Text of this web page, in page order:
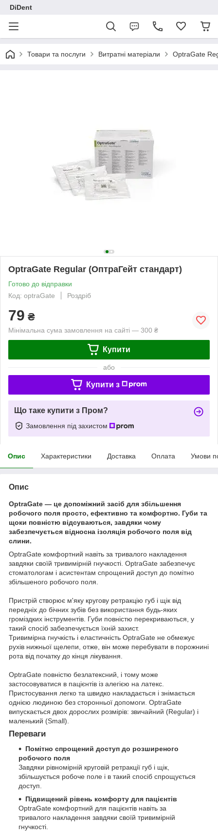
DiDent
Товари та послуги Витратні матеріали OptraGate
OptraGate Regular (ОптраГейт стандарт)
Готово до відправки
Код: optraGate
Роздріб
79 ₴
Мінімальна сума замовлення на сайті — 300 ₴
Купити
або
Купити з
Що таке купити з Пром?
Замовлення під захистом
Опис Характеристики Доставка Оплата Умови
Опис
OptraGate — це допоміжний засіб для збільшення
робочого поля просто, ефективно та комфортно. Губи та
щоки повністю відсуваються, завдяки чому
забезпечується відносна ізоляція робочого поля від
слини.
OptraGate комфортний навіть за тривалого накладення
завдяки своїй тривимірній гнучкості. OptraGate забезпечує
стоматологам і асистентам спрощений доступ до помітно
збільшеного робочого поля.
Пристрій створює м'яку кругову ретракцію губ і щік від
передніх до бічних зубів без використання будь-яких
громіздких інструментів. Губи повністю перекриваються, у
такий спосіб забезпечується їхній захист.
Тривимірна гнучкість і еластичність OptraGate не обмежує
рухів нижньої щелепи, отже, він може перебувати в порожнині
рота від початку до кінця лікування.
OptraGate повністю безлатексний, і тому може
застосовуватися в пацієнтів із алегією на латекс.
Пристосування легко та швидко накладається і знімається
однією людиною без сторонньої допомоги. OptraGate
випускається двох дорослих розмірів: звичайний (Regular) і
маленький (Small).
Переваги
Помітно спрощений доступ до розширеного
робочого поля
Завдяки рівномірній круговій ретракції губ і щік,
збільшується робоче поле і в такий спосіб спрощується
доступ.
Підвищений рівень комфорту для пацієнтів
OptraGate комфортний для пацієнтів навіть за
тривалого накладення завдяки своїй тривимірній
гнучкості.